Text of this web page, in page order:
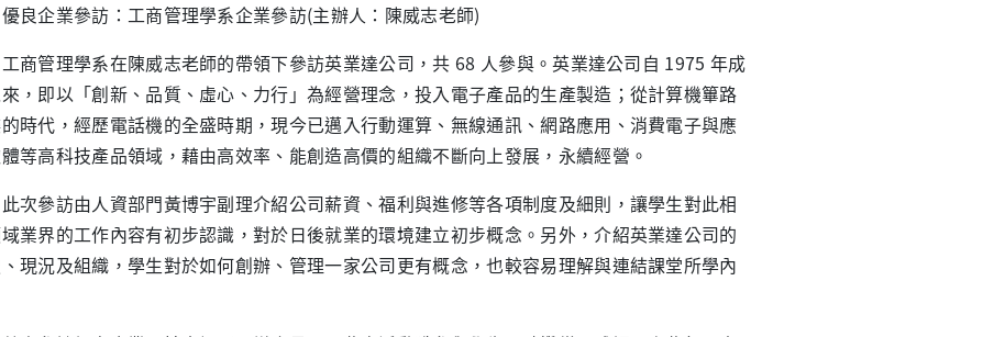
良企業參訪：工商管理學系企業參訪(主辦人：陳威志老師)
管理學系在陳威志老師的帶領下參訪英業達公司，共 68 人參與。英業達公司自 1975 年成
，即以「創新、品質、虛心、力行」為經營理念，投入電子產品的生產製造；從計算機篳路
時代，經歷電話機的全盛時期，現今已邁入行動運算、無線通訊、網路應用、消費電子與應
等高科技產品領域，藉由高效率、能創造高價的組織不斷向上發展，永續經營。
參訪由人資部門黃博宇副理介紹公司薪資、福利與進修等各項制度及細則，讓學生對此相
業界的工作內容有初步認識，對於日後就業的環境建立初步概念。另外，介紹英業達公司的
現況及組織，學生對於如何創辦、管理一家公司更有概念，也較容易理解與連結課堂所學內